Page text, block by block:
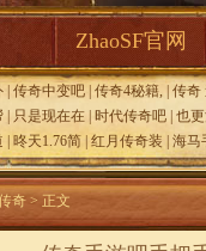
ZhaoSF官网
传奇中变吧 传奇4秘籍, 传奇
只是现在在 时代传奇吧 也
昸天1.76简 红月传奇装 海马
奇 > 正文